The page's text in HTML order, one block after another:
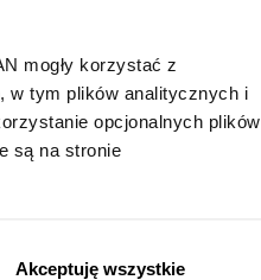
mogły korzystać z
w tym plików analitycznych i
opcjonalnych plików
są na stronie
Akceptuję wszystkie
2:30